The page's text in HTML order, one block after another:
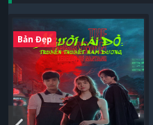
Wu Hao
Wenxiao He
Bản Đẹp